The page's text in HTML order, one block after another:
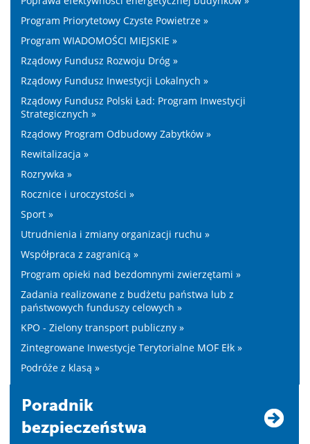
Program Priorytetowy Czyste Powietrze »
Program WIADOMOŚCI MIEJSKIE »
Rządowy Fundusz Rozwoju Dróg »
Rządowy Fundusz Inwestycji Lokalnych »
Rządowy Fundusz Polski Ład: Program Inwestycji
Strategicznych »
Rządowy Program Odbudowy Zabytków »
Rewitalizacja »
Rozrywka »
Rocznice i uroczystości »
Sport »
Utrudnienia i zmiany organizacji ruchu »
Współpraca z zagranicą »
Program opieki nad bezdomnymi zwierzętami »
Zadania realizowane z budżetu państwa lub z
państwowych funduszy celowych »
KPO - Zielony transport publiczny »
Zintegrowane Inwestycje Terytorialne MOF Ełk »
Podróże z klasą »
Poradnik
bezpieczeństwa